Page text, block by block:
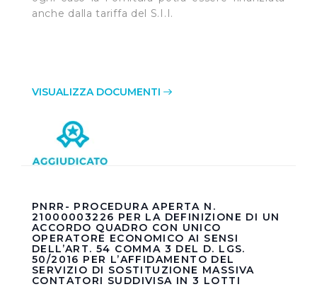
anche dalla tariffa del S.I.I.
VISUALIZZA DOCUMENTI
PNRR- PROCEDURA APERTA N.
21000003226 PER LA DEFINIZIONE DI UN
ACCORDO QUADRO CON UNICO
OPERATORE ECONOMICO AI SENSI
DELL’ART. 54 COMMA 3 DEL D. LGS.
50/2016 PER L’AFFIDAMENTO DEL
SERVIZIO DI SOSTITUZIONE MASSIVA
CONTATORI SUDDIVISA IN 3 LOTTI